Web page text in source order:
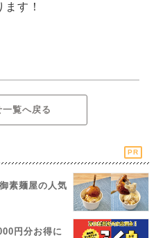
す！
一覧へ戻る
PR
素麺屋の人気
円分お得に